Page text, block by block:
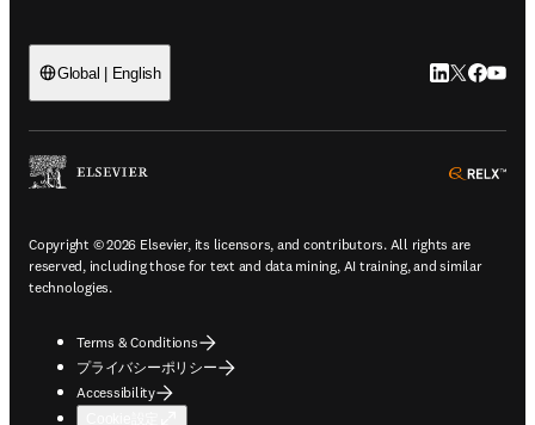
Global | English LinkedIn 新
Twitter 新
Copyright © 2026 Elsevier, its licensors, and contributors. All rights are
reserved, including those for text and data mining, AI training, and similar
technologies.
Terms & Conditions
プライバシーポリシー
Accessibility